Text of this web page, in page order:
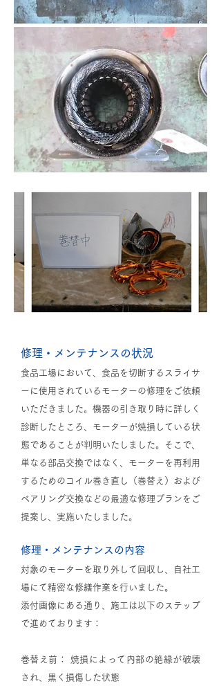
修理・メンテナンスの状況
食品工場において、食品を切断するスライサ
ーに使用されているモーターの修理をご依頼
いただきました。機器の引き取り時に詳しく
診断したところ、モーターが焼損している状
態であることが判明いたしました。そこで、
単なる部品交換ではなく、モーターを再利用
するためのコイル巻き直し（巻替え）および
ベアリング交換などの最適な修理プランをご
提案し、実施いたしました。
修理・メンテナンスの内容
対象のモーターを取り外して回収し、自社工
場にて精密な修繕作業を行いました。
添付画像にある通り、施工は以下のステップ
で進めております：
巻替え前： 焼損によって内部の絶縁が破壊
され、黒く損傷した状態